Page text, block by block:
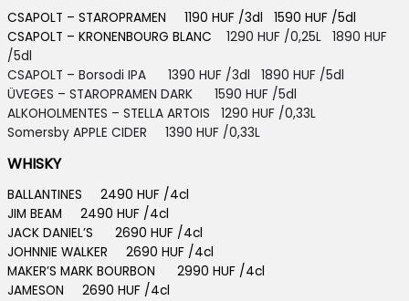
CSAPOLT – STAROPRAMEN 1190 HUF /3dl 1590 HUF /5dl
CSAPOLT – KRONENBOURG BLANC 1290 HUF /0,25L 1890 HUF
/5dl
CSAPOLT – Borsodi IPA 1390 HUF /3dl 1890 HUF /5dl
ÜVEGES – STAROPRAMEN DARK 1590 HUF /5dl
ALKOHOLMENTES – STELLA ARTOIS 1290 HUF /0,33L
Somersby APPLE CIDER 1390 HUF /0,33L
WHISKY
BALLANTINES 2490 HUF /4cl
JIM BEAM 2490 HUF /4cl
JACK DANIEL’S 2690 HUF /4cl
JOHNNIE WALKER 2690 HUF /4cl
MAKER’S MARK BOURBON 2990 HUF /4cl
JAMESON 2690 HUF /4cl